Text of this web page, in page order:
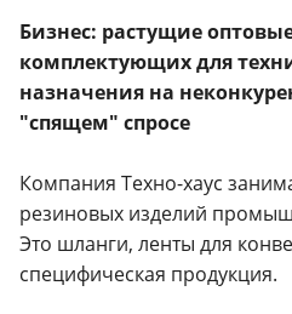
Бизнес: растущие
комплектующих для
назначения на
"спящем" спросе
Компания Техно-хаус
резиновых изделий
Это шланги, ленты для
специфическая продукция.